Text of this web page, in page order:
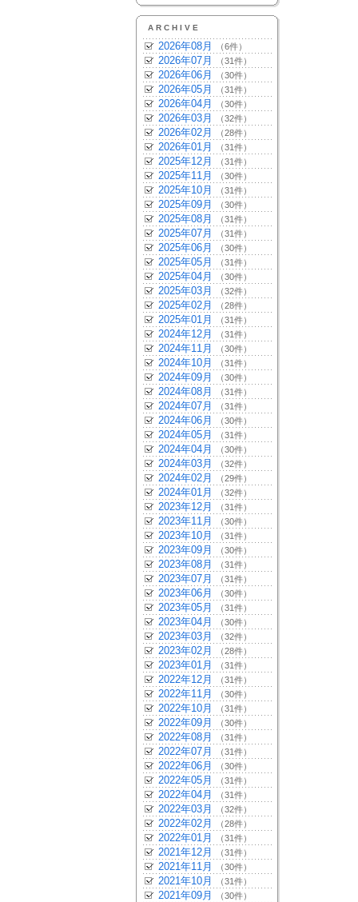
ARCHIVE
2026年08月 （6件）
2026年07月 （31件）
2026年06月 （30件）
2026年05月 （31件）
2026年04月 （30件）
2026年03月 （32件）
2026年02月 （28件）
2026年01月 （31件）
2025年12月 （31件）
2025年11月 （30件）
2025年10月 （31件）
2025年09月 （30件）
2025年08月 （31件）
2025年07月 （31件）
2025年06月 （30件）
2025年05月 （31件）
2025年04月 （30件）
2025年03月 （32件）
2025年02月 （28件）
2025年01月 （31件）
2024年12月 （31件）
2024年11月 （30件）
2024年10月 （31件）
2024年09月 （30件）
2024年08月 （31件）
2024年07月 （31件）
2024年06月 （30件）
2024年05月 （31件）
2024年04月 （30件）
2024年03月 （32件）
2024年02月 （29件）
2024年01月 （32件）
2023年12月 （31件）
2023年11月 （30件）
2023年10月 （31件）
2023年09月 （30件）
2023年08月 （31件）
2023年07月 （31件）
2023年06月 （30件）
2023年05月 （31件）
2023年04月 （30件）
2023年03月 （32件）
2023年02月 （28件）
2023年01月 （31件）
2022年12月 （31件）
2022年11月 （30件）
2022年10月 （31件）
2022年09月 （30件）
2022年08月 （31件）
2022年07月 （31件）
2022年06月 （30件）
2022年05月 （31件）
2022年04月 （31件）
2022年03月 （32件）
2022年02月 （28件）
2022年01月 （31件）
2021年12月 （31件）
2021年11月 （30件）
2021年10月 （31件）
2021年09月 （30件）